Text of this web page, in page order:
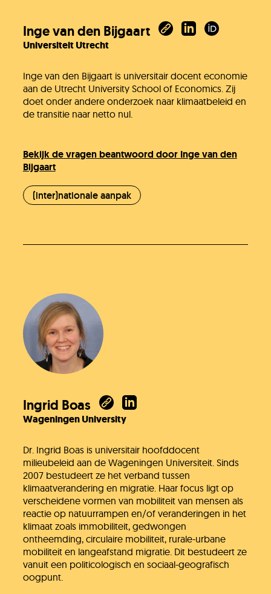
Inge van den Bijgaart
Universiteit Utrecht
Inge van den Bijgaart is universitair docent economie
aan de Utrecht University School of Economics. Zij
doet onder andere onderzoek naar klimaatbeleid en
de transitie naar netto nul.
Bekijk de vragen beantwoord door Inge van den
Bijgaart
(inter)nationale aanpak
Ingrid Boas
Wageningen University
Dr. Ingrid Boas is universitair hoofddocent
milieubeleid aan de Wageningen Universiteit. Sinds
2007 bestudeert ze het verband tussen
klimaatverandering en migratie. Haar focus ligt op
verscheidene vormen van mobiliteit van mensen als
reactie op natuurrampen en/of veranderingen in het
klimaat zoals immobiliteit, gedwongen
ontheemding, circulaire mobiliteit, rurale-urbane
mobiliteit en langeafstand migratie. Dit bestudeert ze
vanuit een politicologisch en sociaal-geografisch
oogpunt.